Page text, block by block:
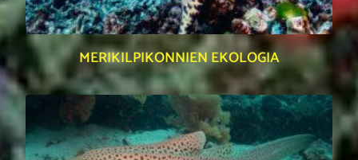
MERIKILPIKONNIEN EKOLOGIA